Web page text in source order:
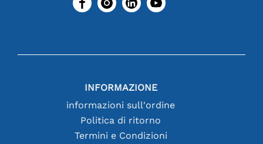
INFORMAZIONE
informazioni sull'ordine
Politica di ritorno
Termini e Condizioni